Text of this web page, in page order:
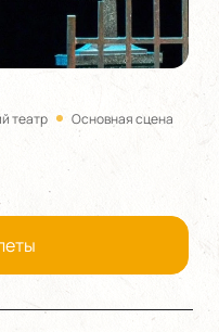
театр Основная сцена